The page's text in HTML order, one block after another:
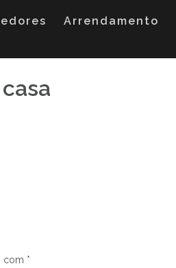
Arrendamento
com *